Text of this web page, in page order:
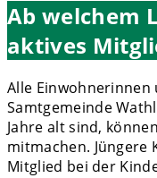
Ab welchem
aktives
Alle
Samtgemeinde
Jahre alt sind,
mitmachen. Jüngere
Mitglied bei der